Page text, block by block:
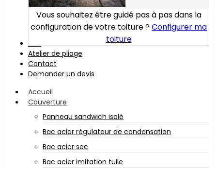
Vous souhaitez être guidé pas à pas dans la
configuration de votre toiture ?Configurer ma
toiture
Atelier de pliage
Contact
Demander un devis
Accueil
Couverture
Panneau sandwich isolé
Bac acier régulateur de condensation
Bac acier sec
Bac acier imitation tuile